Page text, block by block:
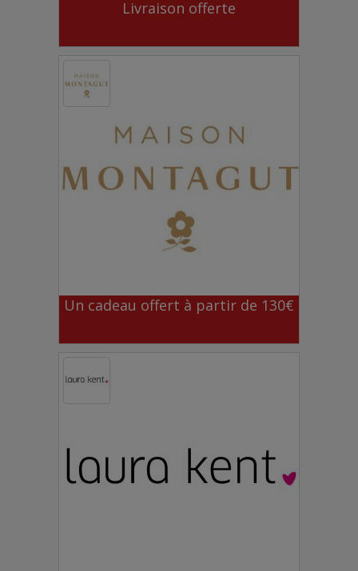
Livraison offerte
Un cadeau offert à partir de 130€